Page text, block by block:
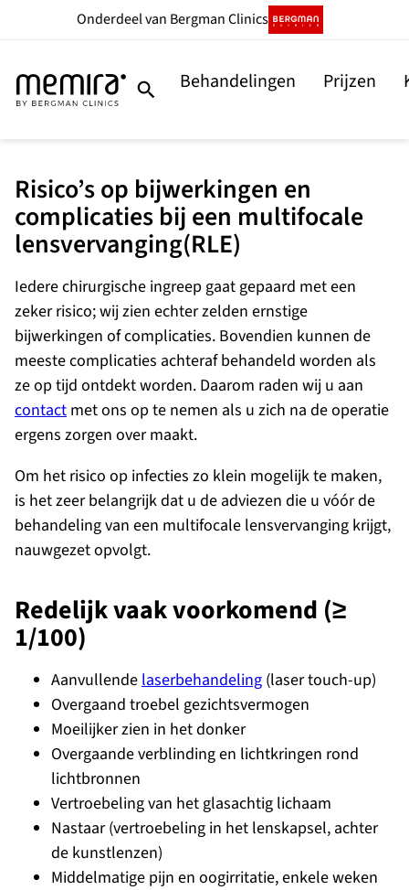
inhoud
Onderdeelvan Bergman Clinics
Behandelingen Prijzen
Risico’s op bijwerkingen en
complicaties bij een multifocale
lensvervanging(RLE)
Iedere chirurgische ingreep gaat gepaard met een
zeker risico; wij zien echter zelden ernstige
bijwerkingen of complicaties. Bovendien kunnen de
meeste complicaties achteraf behandeld worden als
ze op tijd ontdekt worden. Daarom raden wij u aan
contact met ons op te nemen als u zich na de operatie
ergens zorgen over maakt.
Om het risico op infecties zo klein mogelijk te maken,
is het zeer belangrijk dat u de adviezen die u vóór de
behandeling van een multifocale lensvervanging krijgt,
nauwgezet opvolgt.
Redelijk vaak voorkomend (≥
1/100)
Aanvullende laserbehandeling (laser touch-up)
Overgaand troebel gezichtsvermogen
Moeilijker zien in het donker
Overgaande verblinding en lichtkringen rond
lichtbronnen
Vertroebeling van het glasachtig lichaam
Nastaar (vertroebeling in het lenskapsel, achter
de kunstlenzen)
Middelmatige pijn en oogirritatie, enkele weken